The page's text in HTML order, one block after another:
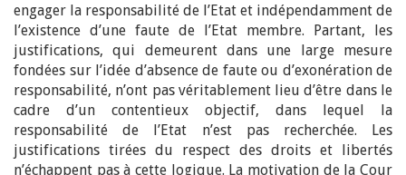
engager la responsabilité de l’Etat et indépendamment de
l’existence d’une faute de l’Etat membre. Partant, les
justifications, qui demeurent dans une large mesure
fondées sur l’idée d’absence de faute ou d’exonération de
responsabilité, n’ont pas véritablement lieu d’être dans le
cadre d’un contentieux objectif, dans lequel la
responsabilité de l’Etat n’est pas recherchée. Les
justifications tirées du respect des droits et libertés
n’échappent pas à cette logique. La motivation de la Cour